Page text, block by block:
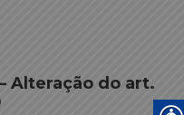
Alteração do art.